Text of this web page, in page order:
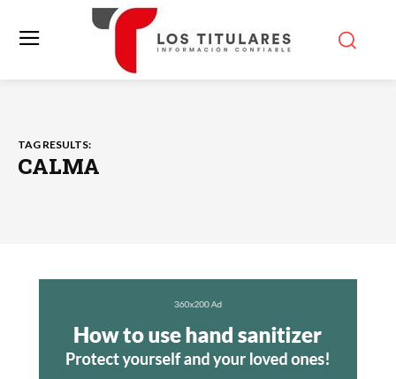
TAG RESULTS:
CALMA